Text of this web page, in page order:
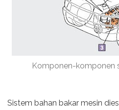
Komponen-komponen
Sistem bahan bakar mesin